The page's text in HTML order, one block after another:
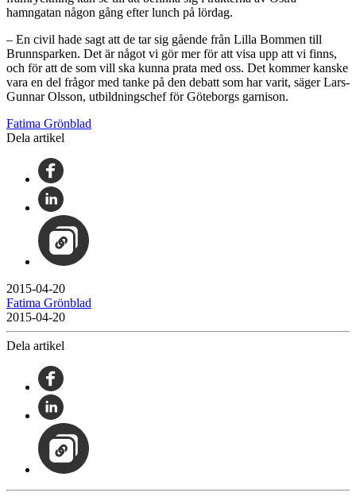
hamngatan någon gång efter lunch på lördag.
– En civil hade sagt att de tar sig gående från Lilla Bommen till
Brunnsparken. Det är något vi gör mer för att visa upp att vi finns,
och för att de som vill ska kunna prata med oss. Det kommer kanske
vara en del frågor med tanke på den debatt som har varit, säger Lars-
Gunnar Olsson, utbildningschef för Göteborgs garnison.
Fatima Grönblad
Dela artikel
2015-04-20
Fatima Grönblad
2015-04-20
Dela artikel